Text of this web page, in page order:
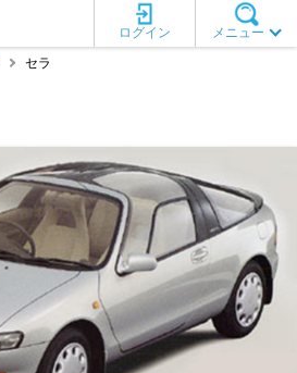
メニュー
ログイン
セラ